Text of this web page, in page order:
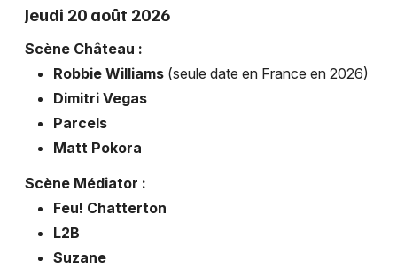
Jeudi 20 août 2026
Scène Château :
Robbie Williams (seule date en France en 2026)
Dimitri Vegas
Parcels
Matt Pokora
Scène Médiator :
Feu! Chatterton
L2B
Suzane